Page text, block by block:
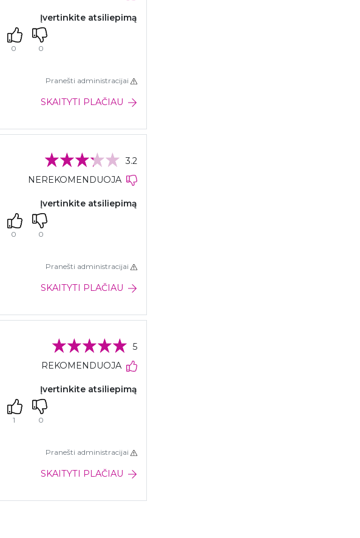
Įvertinkite atsiliepimą
0 0
Pranešti administracijai
SKAITYTI PLAČIAU
3.2
NEREKOMENDUOJA
Įvertinkite atsiliepimą
0 0
Pranešti administracijai
SKAITYTI PLAČIAU
5
REKOMENDUOJA
Įvertinkite atsiliepimą
1 0
Pranešti administracijai
SKAITYTI PLAČIAU